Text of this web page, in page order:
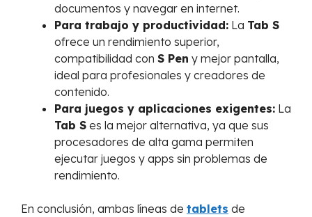
documentos y navegar en internet.
Para trabajo y productividad: La Tab S
ofrece un rendimiento superior,
compatibilidad con S Pen y mejor pantalla,
ideal para profesionales y creadores de
contenido.
Para juegos y aplicaciones exigentes: La
Tab S es la mejor alternativa, ya que sus
procesadores de alta gama permiten
ejecutar juegos y apps sin problemas de
rendimiento.
En conclusión, ambas líneas de tablets de